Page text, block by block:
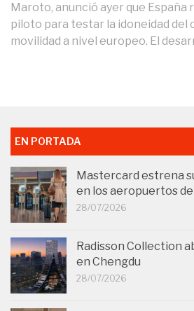
Maroto, anunció ayer que España
piloto para testar la idoneidad del
movilidad a nivel europeo. El
EN PORTADA
Mastercard estrena
en los aeropuertos
28/07/2026
Radisson Collection
en Chengdu
28/07/2026